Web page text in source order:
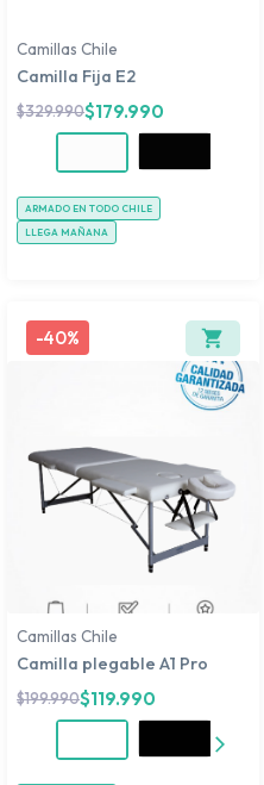
Camillas Chile
Camilla Fija E2
$329.990$179.990
ARMADO EN TODO CHILE
LLEGA MAÑANA
-40%
Camillas Chile
Camilla plegable A1 Pro
$199.990$119.990